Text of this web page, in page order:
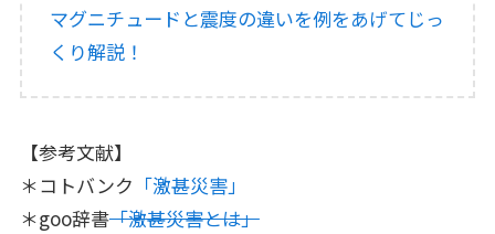
マグニチュードと震度の違いを例をあげてじっ
くり解説！
【参考文献】
＊コトバンク 「激甚災害」
＊goo辞書「激甚災害とは」